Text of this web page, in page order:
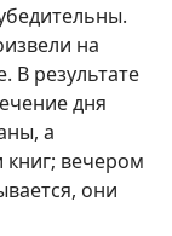
на
В результате
дня
а
книг; вечером
они